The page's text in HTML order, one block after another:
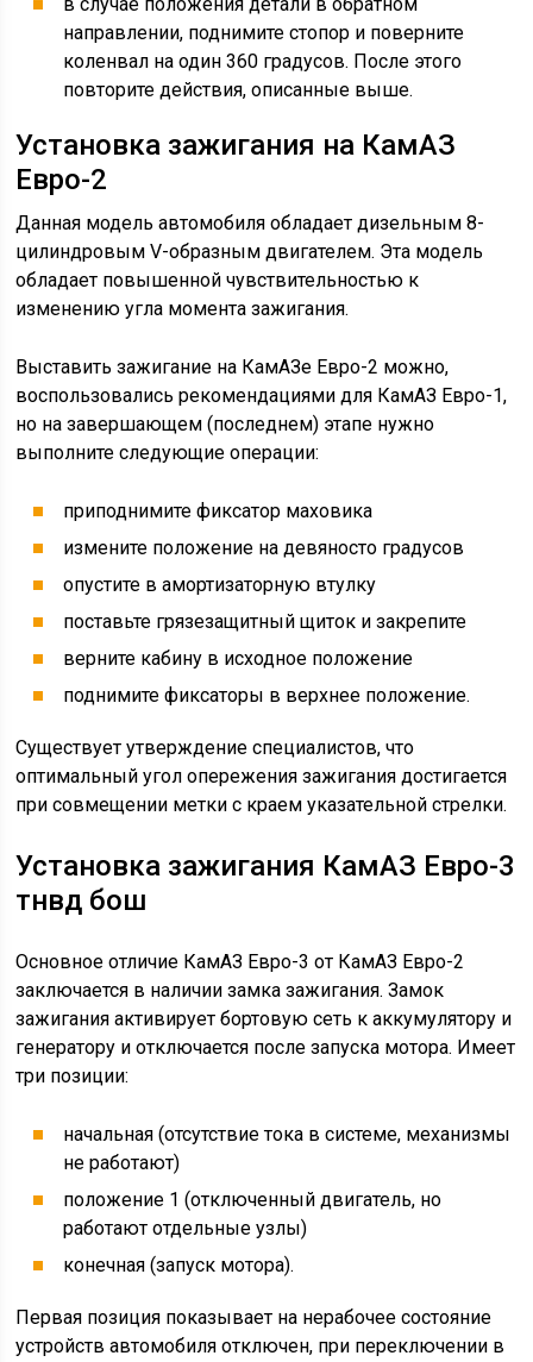
направлении, поднимите стопор и поверните
коленвал на один 360 градусов. После этого
повторите действия, описанные выше.
Установка зажигания на КамАЗ
Евро-2
Данная модель автомобиля обладает дизельным 8-
цилиндровым V-образным двигателем. Эта модель
обладает повышенной чувствительностью к
изменению угла момента зажигания.
Выставить зажигание на КамАЗе Евро-2 можно,
воспользовались рекомендациями для КамАЗ Евро-1,
но на завершающем (последнем) этапе нужно
выполните следующие операции:
приподнимите фиксатор маховика
измените положение на девяносто градусов
опустите в амортизаторную втулку
поставьте грязезащитный щиток и закрепите
верните кабину в исходное положение
поднимите фиксаторы в верхнее положение.
Существует утверждение специалистов, что
оптимальный угол опережения зажигания достигается
при совмещении метки с краем указательной стрелки.
Установка зажигания КамАЗ Евро-3
тнвд бош
Основное отличие КамАЗ Евро-3 от КамАЗ Евро-2
заключается в наличии замка зажигания. Замок
зажигания активирует бортовую сеть к аккумулятору и
генератору и отключается после запуска мотора. Имеет
три позиции:
начальная (отсутствие тока в системе, механизмы
не работают)
положение 1 (отключенный двигатель, но
работают отдельные узлы)
конечная (запуск мотора).
Первая позиция показывает на нерабочее состояние
устройств автомобиля отключен, при переключении в